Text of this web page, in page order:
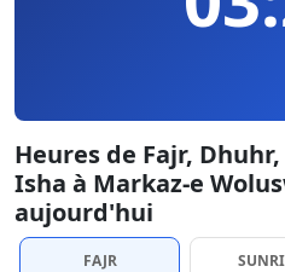
Heures de Fajr,
Isha à Markaz-e
aujourd'hui
FAJR